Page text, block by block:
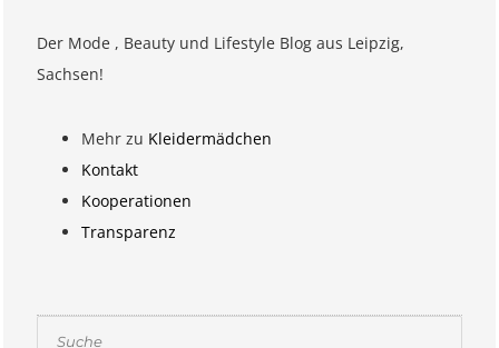
Der Mode , Beauty und Lifestyle Blog aus Leipzig,
Sachsen!
Mehr zu Kleidermädchen
Kontakt
Kooperationen
Transparenz